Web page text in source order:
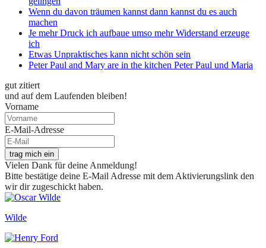
Wenn du davon träumen kannst dann kannst du es auch
machen
Je mehr Druck ich aufbaue umso mehr Widerstand erzeuge
ich
Etwas Unpraktisches kann nicht schön sein
Peter Paul and Mary are in the kitchen Peter Paul und Maria
gut zitiert
und auf dem Laufenden bleiben!
Vorname
E-Mail-Adresse
trag mich ein
Vielen Dank für deine Anmeldung!
Bitte bestätige deine E-Mail Adresse mit dem Aktivierungslink den
wir dir zugeschickt haben.
Wilde